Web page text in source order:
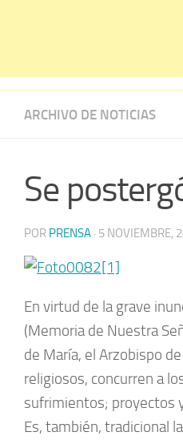
ARCHIVO DE NOTICIAS
Se
POR PRENSA · 5 NOVIEMBRE,
En virtud de la grave
(Memoria de Nuestra
de María, el Arzobispo
religiosos, concurren a
sufrimientos; proyectos
Es, también, tradicional